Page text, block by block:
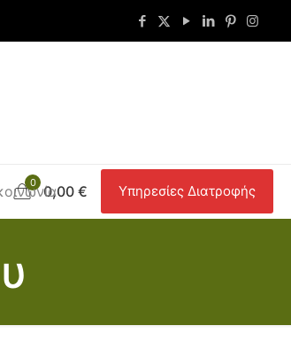
0 0,00 € Υπηρεσίες Διατροφής